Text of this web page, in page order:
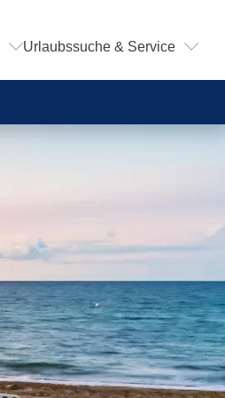
Urlaubssuche & Service